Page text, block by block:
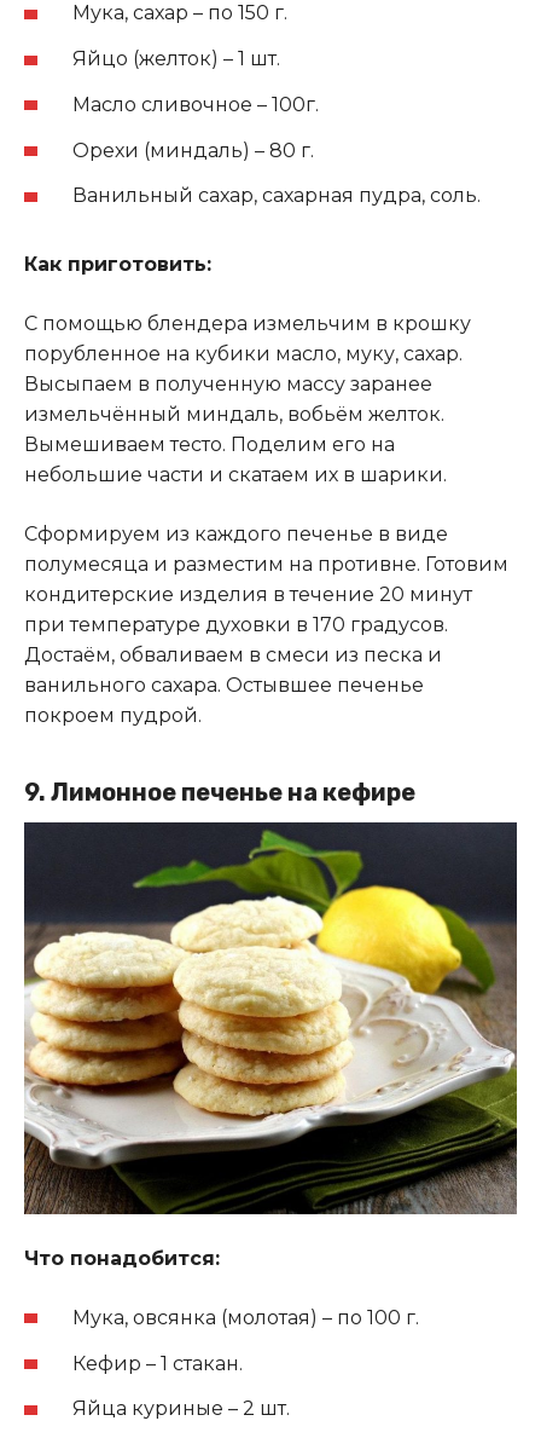
Мука, сахар – по 150 г.
Яйцо (желток) – 1 шт.
Масло сливочное – 100г.
Орехи (миндаль) – 80 г.
Ванильный сахар, сахарная пудра, соль.
Как приготовить:
С помощью блендера измельчим в крошку
порубленное на кубики масло, муку, сахар.
Высыпаем в полученную массу заранее
измельчённый миндаль, вобьём желток.
Вымешиваем тесто. Поделим его на
небольшие части и скатаем их в шарики.
Сформируем из каждого печенье в виде
полумесяца и разместим на противне. Готовим
кондитерские изделия в течение 20 минут
при температуре духовки в 170 градусов.
Достаём, обваливаем в смеси из песка и
ванильного сахара. Остывшее печенье
покроем пудрой.
9. Лимонное печенье на кефире
Что понадобится:
Мука, овсянка (молотая) – по 100 г.
Кефир – 1 стакан.
Яйца куриные – 2 шт.